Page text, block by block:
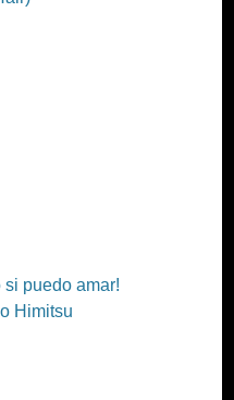
si puedo amar!
Himitsu